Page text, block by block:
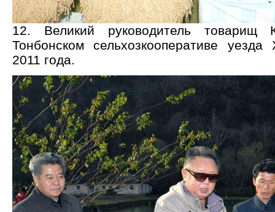
12. Великий руководитель
Тонбонском сельхозкооперативе
2011 года.